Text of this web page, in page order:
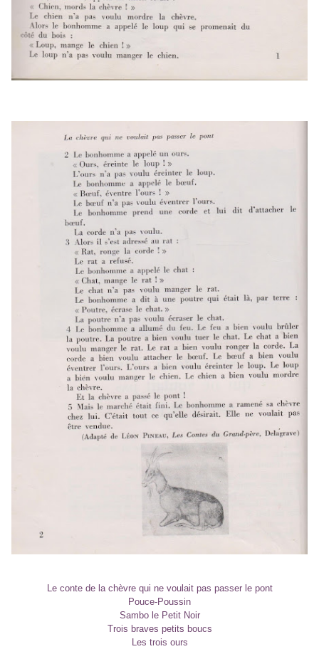
Le conte de la chèvre qui ne voulait pas passer le pont
Pouce-Poussin
Sambo le Petit Noir
Trois braves petits boucs
Les trois ours